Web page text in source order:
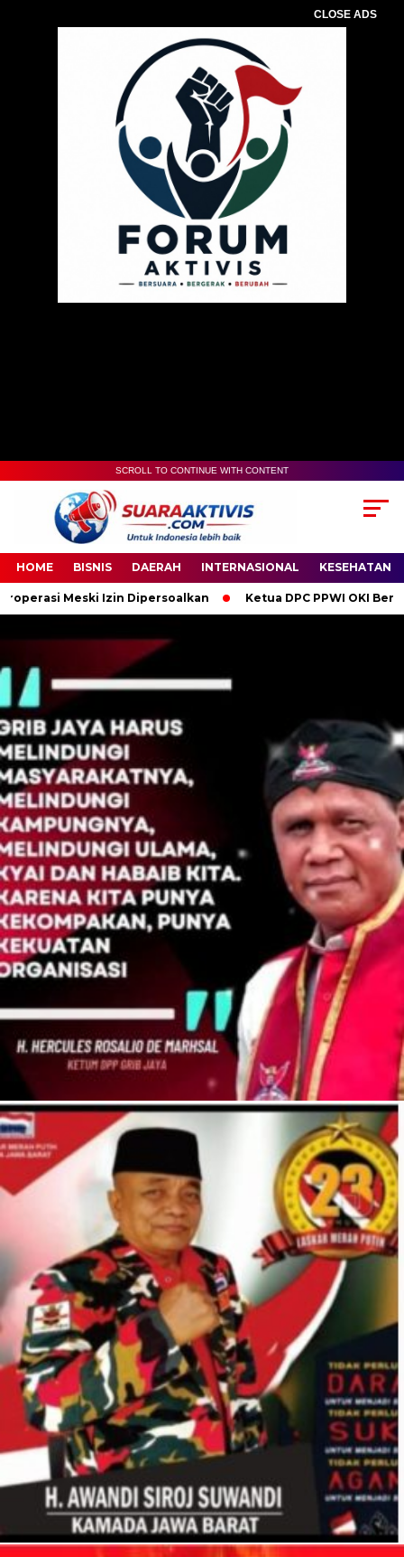
CLOSE ADS
00:00
SCROLL TO CONTINUE WITH CONTENT
HOME BISNIS DAERAH INTERNASIONAL KESEHATAN
Dipersoalkan Ketua DPC PPWI OKI Bersama Pengurus